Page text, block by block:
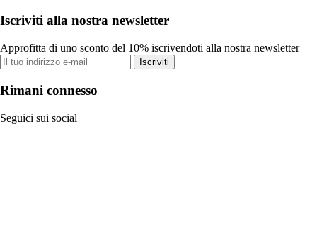
Iscriviti alla nostra newsletter
Approfitta di uno sconto del 10% iscrivendoti alla nostra newsletter
Iscriviti
Rimani connesso
Seguici sui social